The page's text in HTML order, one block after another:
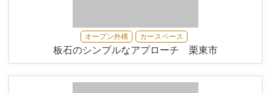
オープン外構 カースペース
板石のシンプルなアプローチ 栗東市